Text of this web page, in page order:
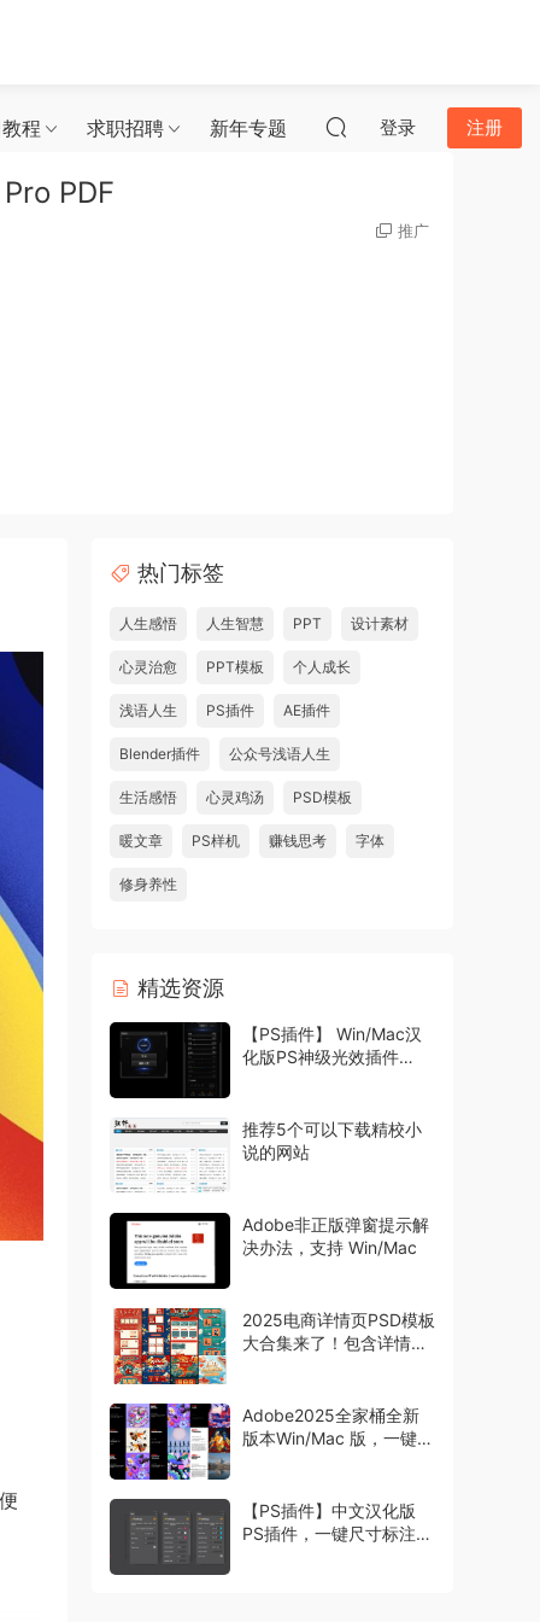
程 求职招聘 新年专题 登录 注册
PDF
推广
热门标签
人生感悟 人生智慧 PPT 设计素材
心灵治愈 PPT模板 个人成长
浅语人生 PS插件 AE插件
Blender插件 公众号浅语人生
生活感悟 心灵鸡汤 PSD模板
暖文章 PS样机 赚钱思考 字体
修身养性
精选资源
【PS插件】 Win/Mac汉
化版PS神级光效插件
推荐5个可以下载精校小
说的网站
Adobe非正版弹窗提示解
决办法，支持 Win/Mac
2025电商详情页PSD模板
大合集来了！包含详情页
Adobe2025全家桶全新
版本Win/Mac 版，一键安
【PS插件】中文汉化版
PS插件，一键尺寸标注工